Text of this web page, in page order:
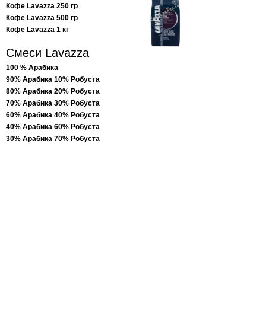
Кофе Lavazza 250 гр
Кофе Lavazza 500 гр
Кофе Lavazza 1 кг
Смеси Lavazza
100 % Арабика
90% Арабика 10% Робуста
80% Арабика 20% Робуста
70% Арабика 30% Робуста
60% Арабика 40% Робуста
40% Арабика 60% Робуста
30% Арабика 70% Робуста